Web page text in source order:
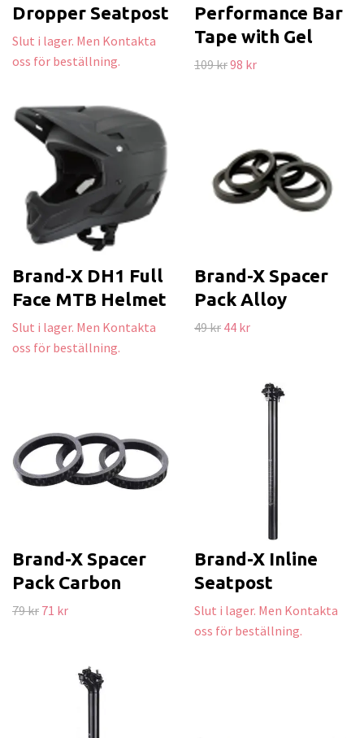
Dropper Seatpost
Slut i lager. Men Kontakta
oss för beställning.
Performance Bar
Tape with Gel
109 kr98 kr
Brand-X DH1 Full
Face MTB Helmet
Slut i lager. Men Kontakta
oss för beställning.
Brand-X Spacer
Pack Alloy
49 kr 44 kr
Brand-X Spacer
Pack Carbon
79 kr 71 kr
Brand-X Inline
Seatpost
Slut i lager. Men Kontakta
oss för beställning.